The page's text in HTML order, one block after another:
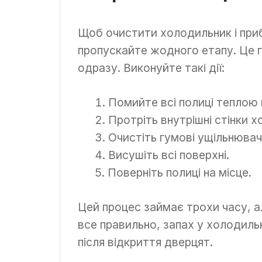
Щоб очистити холодильник і
пропускайте жодного етапу. Це
одразу. Виконуйте такі дії:
Помийте всі полиці
Протріть внутрішні стінки
Очистіть гумові
Висушіть всі поверхні.
Поверніть полиці на місце.
Цей процес займає трохи часу,
все правильно, запах у
після відкриття дверцят.